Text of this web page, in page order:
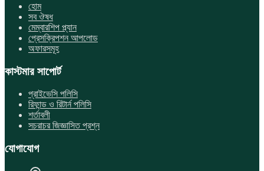
হোম
সব ঔষধ
মেম্বারশিপ প্ল্যান
প্রেসক্রিপশন আপলোড
অফারসমূহ
কাস্টমার সাপোর্ট
প্রাইভেসি পলিসি
রিফান্ড ও রিটার্ন পলিসি
শর্তাবলী
সচরাচর জিজ্ঞাসিত প্রশ্ন
যোগাযোগ